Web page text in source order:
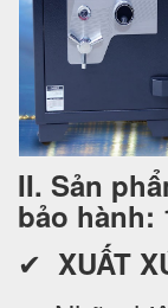
II. Sản
bảo hành:
✔ XUẤT